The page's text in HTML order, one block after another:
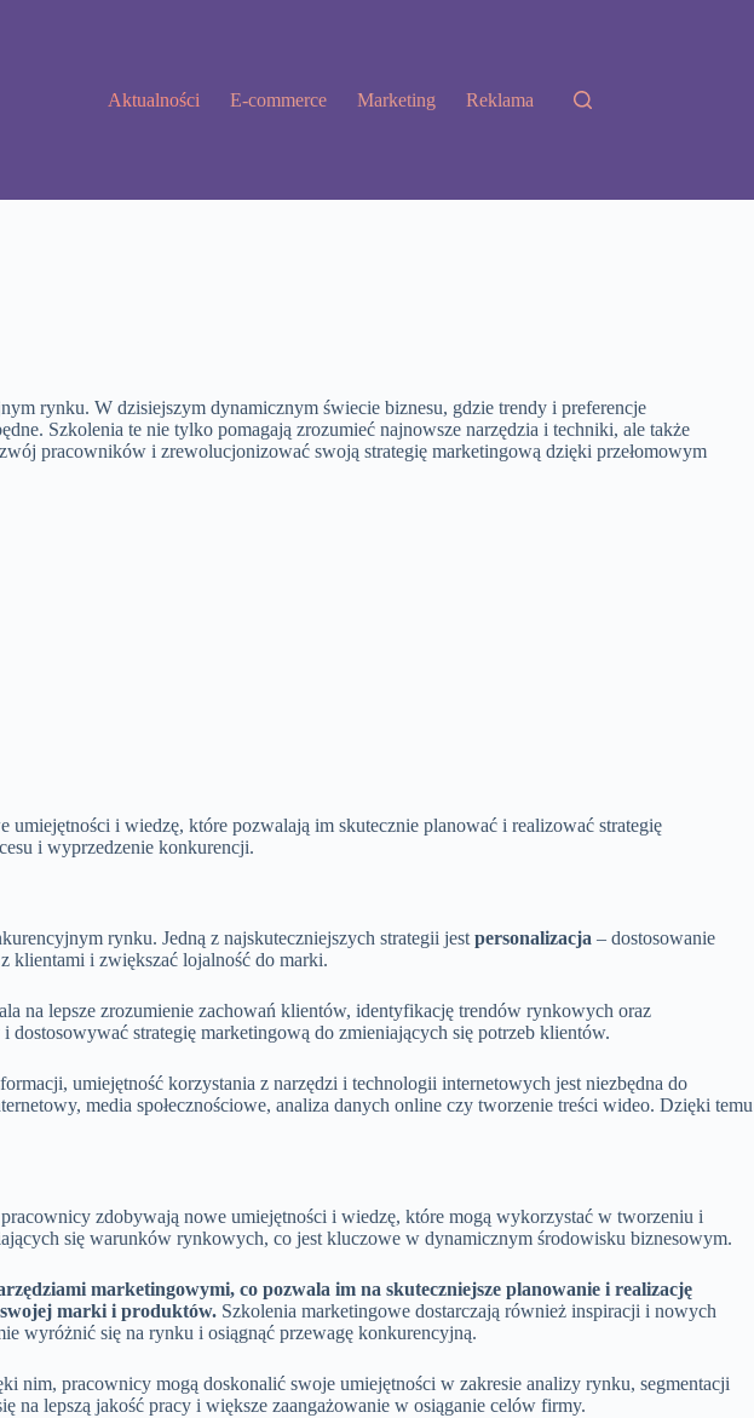
Aktualności E-commerce Marketing Reklama
rynku. W dzisiejszym dynamicznym świecie biznesu, gdzie trendy i preferencje
Szkolenia te nie tylko pomagają zrozumieć najnowsze narzędzia i techniki, ale także
pracowników i zrewolucjonizować swoją strategię marketingową dzięki przełomowym
i wiedzę, które pozwalają im skutecznie planować i realizować strategię
i wyprzedzenie konkurencji.
rynku. Jedną z najskuteczniejszych strategii jest personalizacja – dostosowanie
klientami i zwiększać lojalność do marki.
na lepsze zrozumienie zachowań klientów, identyfikację trendów rynkowych oraz
strategię marketingową do zmieniających się potrzeb klientów.
umiejętność korzystania z narzędzi i technologii internetowych jest niezbędna do
media społecznościowe, analiza danych online czy tworzenie treści wideo. Dzięki temu
zdobywają nowe umiejętności i wiedzę, które mogą wykorzystać w tworzeniu i
się warunków rynkowych, co jest kluczowe w dynamicznym środowisku biznesowym.
marketingowymi, co pozwala im na skuteczniejsze planowanie i realizację
swojej marki i produktów. Szkolenia marketingowe dostarczają również inspiracji i nowych
wyróżnić się na rynku i osiągnąć przewagę konkurencyjną.
pracownicy mogą doskonalić swoje umiejętności w zakresie analizy rynku, segmentacji
lepszą jakość pracy i większe zaangażowanie w osiąganie celów firmy.